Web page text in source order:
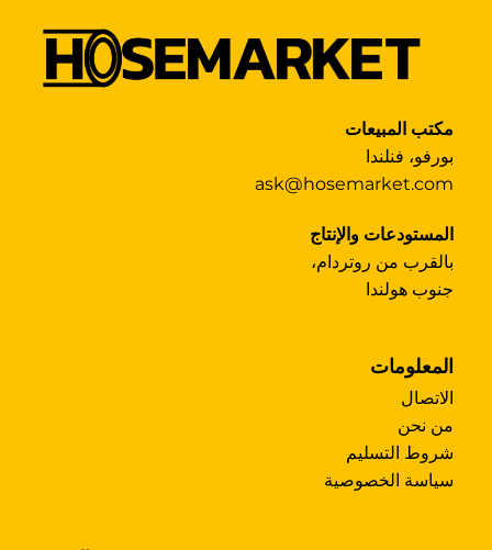
مكتب المبيعات
بورفو، فنلندا
ask@hosemarket.com
المستودعات والإنتاج
بالقرب من روتردام،
جنوب هولندا
المعلومات
الاتصال
من نحن
شروط التسليم
سياسة الخصوصية